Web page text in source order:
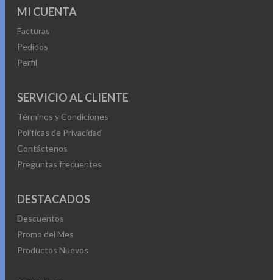
MI CUENTA
Facturas
Pedidos
Perfil
SERVICIO AL CLIENTE
Términos y Condiciones
Políticas de Privacidad
Contáctenos
Preguntas frecuentes
DESTACADOS
Descuentos
Promo del Mes
Productos Nuevos